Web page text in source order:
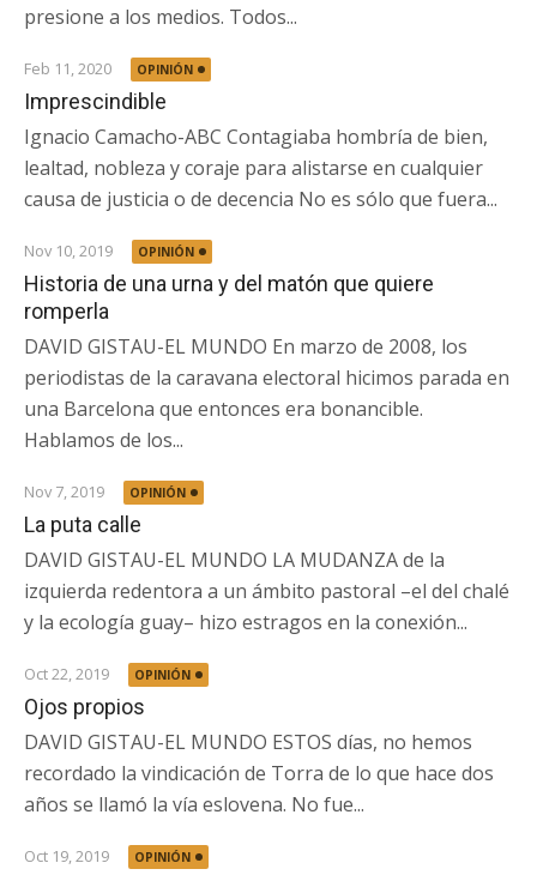
presione a los medios. Todos...
Feb 11, 2020 OPINIÓN
Imprescindible
Ignacio Camacho-ABC Contagiaba hombría de bien,
lealtad, nobleza y coraje para alistarse en cualquier
causa de justicia o de decencia No es sólo que fuera...
Nov 10, 2019 OPINIÓN
Historia de una urna y del matón que quiere
romperla
DAVID GISTAU-EL MUNDO En marzo de 2008, los
periodistas de la caravana electoral hicimos parada en
una Barcelona que entonces era bonancible.
Hablamos de los...
Nov 7, 2019 OPINIÓN
La puta calle
DAVID GISTAU-EL MUNDO LA MUDANZA de la
izquierda redentora a un ámbito pastoral –el del chalé
y la ecología guay– hizo estragos en la conexión...
Oct 22, 2019 OPINIÓN
Ojos propios
DAVID GISTAU-EL MUNDO ESTOS días, no hemos
recordado la vindicación de Torra de lo que hace dos
años se llamó la vía eslovena. No fue...
Oct 19, 2019 OPINIÓN